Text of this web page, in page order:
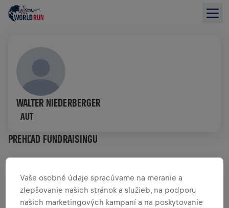
WALTER NIEDERBERGER
AUT
PREHĽAD FUNDRAISINGU
PRÍSPEVKY PRISPIEŤ
Vaše osobné údaje spracúvame na meranie a
zlepšovanie našich stránok a služieb, na podporu
našich marketingových kampaní a na poskytovanie